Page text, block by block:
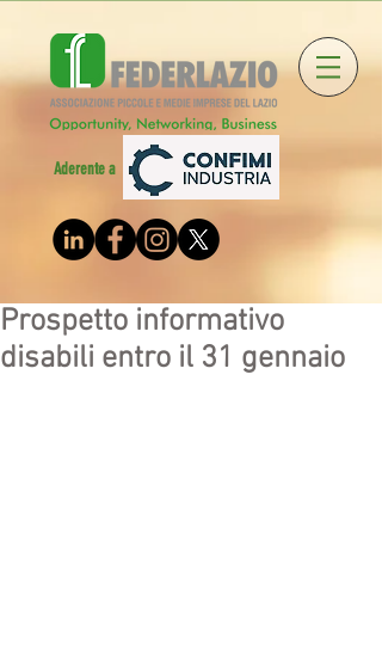
Aderente a
Prospetto informativo
disabili entro il 31 gennaio